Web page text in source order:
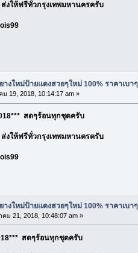
งให้ฟรีทั่วกรุงเทพมหานครครับ
างใหม่ป้ายแดงสวยๆใหม่ 100% ราคาเบา
19, 2018, 10:14:17 am »
สดๆร้อนทุกชุดครับ
งให้ฟรีทั่วกรุงเทพมหานครครับ
างใหม่ป้ายแดงสวยๆใหม่ 100% ราคาเบา
ม 21, 2018, 10:48:07 am »
สดๆร้อนทุกชุดครับ